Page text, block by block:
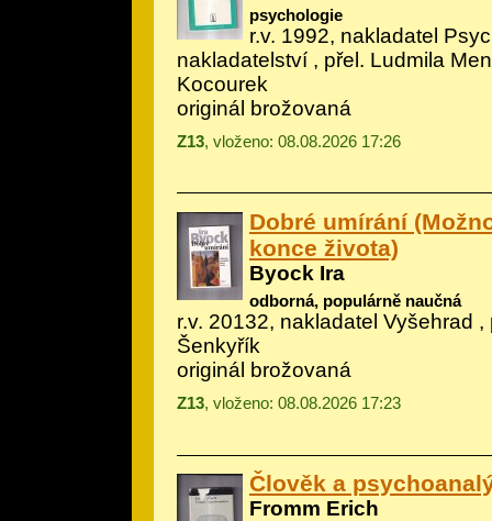
psychologie
r.v. 1992, nakladatel
nakladatelství , přel. Ludmila
Kocourek
originál brožovaná
Z13, vloženo: 08.08.2026 17:26
Dobré umírání
konce života)
Byock Ira
odborná, populárně naučná
r.v. 20132, nakladatel Vyšehrad
Šenkyřík
originál brožovaná
Z13, vloženo: 08.08.2026 17:23
Člověk a
Fromm Erich